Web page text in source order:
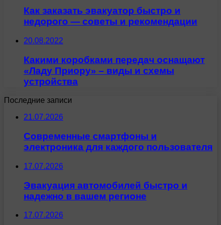
Как заказать эвакуатор быстро и
недорого — советы и рекомендации
20.08.2022
Какими коробками передач оснащают
«Ладу Приору» – виды и схемы
устройства
Последние записи
21.07.2026
Современные смартфоны и
электроника для каждого пользователя
17.07.2026
Эвакуация автомобилей быстро и
надежно в вашем регионе
17.07.2026